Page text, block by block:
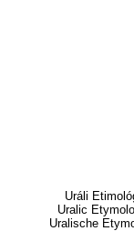
Uráli
Uralic
Uralische